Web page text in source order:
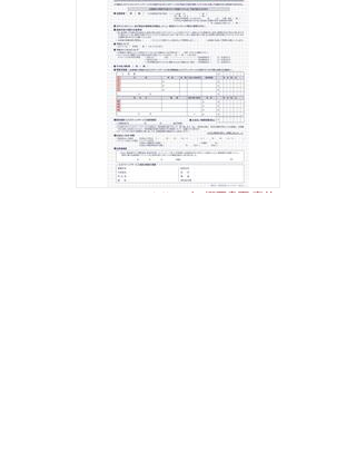
エステティックサービス概要書面[事前